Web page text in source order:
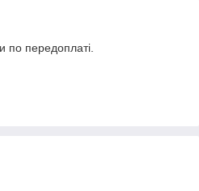
по передоплаті.